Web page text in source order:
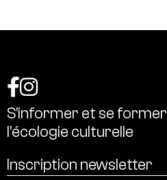
S’informer et se former
l’écologie culturelle